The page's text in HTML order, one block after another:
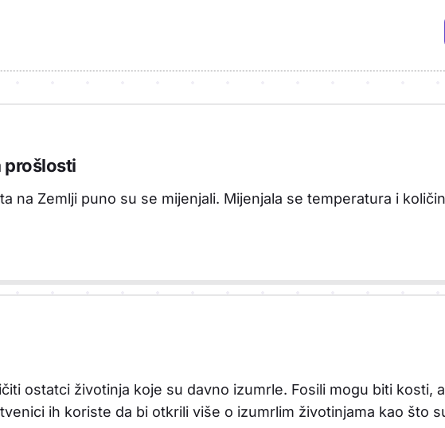
prošlosti
na Zemlji puno su se mijenjali. Mijenjala se temperatura i
ostatci životinja koje su davno izumrle. Fosili mogu biti kosti,
ih koriste da bi otkrili više o izumrlim životinjama kao što